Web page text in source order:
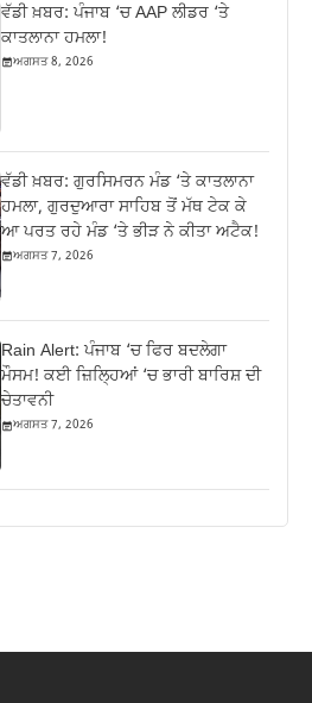
ਵੱਡੀ ਖ਼ਬਰ: ਪੰਜਾਬ ‘ਚ AAP ਲੀਡਰ ‘ਤੇ
ਕਾਤਲਾਨਾ ਹਮਲਾ!
ਅਗਸਤ 8, 2026
ਵੱਡੀ ਖ਼ਬਰ: ਗੁਰਸਿਮਰਨ ਮੰਡ ‘ਤੇ ਕਾਤਲਾਨਾ
ਹਮਲਾ, ਗੁਰਦੁਆਰਾ ਸਾਹਿਬ ਤੋਂ ਮੱਥ ਟੇਕ ਕੇ
ਆ ਪਰਤ ਰਹੇ ਮੰਡ ‘ਤੇ ਭੀੜ ਨੇ ਕੀਤਾ ਅਟੈਕ!
ਅਗਸਤ 7, 2026
Rain Alert: ਪੰਜਾਬ ‘ਚ ਫਿਰ ਬਦਲੇਗਾ
ਮੌਸਮ! ਕਈ ਜ਼ਿਲ੍ਹਿਆਂ ‘ਚ ਭਾਰੀ ਬਾਰਿਸ਼ ਦੀ
ਚੇਤਾਵਨੀ
ਅਗਸਤ 7, 2026